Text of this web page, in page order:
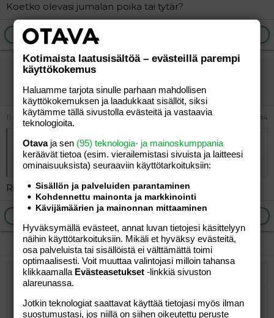
Koetko olevasi jumalan poika tai tytär?
Ilmoita asiaton viesti
vierailija
11.06.2026 #4
Alkuperäinen kirjoittajaJohnny Appleseed:
Koetko olevasi jumalan poika tai tytär?
Ristiinnaulitseminen oli kyllä ihan yleinen tapa
Ilmoita asiaton viesti
Lihavoitu
Kursivoitu
Laajennettuun editoriin…
Lista
Järjestetty lista
Järjestämätön lista
Fontin koko
9
TekstiväriKirjasintyyli
Arial
YliviivaaAlleviivattu
Rivinsisäinen koodi
Rivinsisäinen spoiler
Tasaus Tasaa vasemmalle
Paragraph format
Normal
LainausLisää video/media
Lisää taulukko
Insert horizontal line
SpoilerKoodi
Tee uudelleen
BBCode-näkymä
Poista muotoilu
LuonnoksetTallenna luonnos
Kirjoita vastaus...
Kotimaista laatusisältöä – evästeillä parempi
käyttökokemus
Haluamme tarjota sinulle parhaan mahdollisen
käyttökokemuksen ja laadukkaat sisällöt, siksi
käytämme tällä sivustolla evästeitä ja vastaavia
teknologioita.
Otavaja sen (95) teknologia- ja mainoskumppania
keräävät tietoa (esim. vierailemis­tasi sivuista ja laitteesi
ominaisuuk­sista) seuraaviin käyttötarkoituksiin:
Sisällön ja palveluiden parantaminen
Kohdennettu mainonta ja markkinointi
Kävijämäärien ja mainonnan mittaaminen
Hyväksymällä evästeet, annat luvan tietojesi käsittelyyn
näihin käyttötarkoituksiin. Mikäli et hyväksy evästeitä,
osa palveluista tai sisällöistä ei välttämättä toimi
optimaalisesti. Voit muuttaa valintojasi milloin tahansa
klikkaamalla Evästeasetukset -linkkiä sivuston
alareunassa.
Jotkin teknologiat saattavat käyttää tietojasi myös ilman
suostumustasi, jos niillä on siihen oikeutettu peruste